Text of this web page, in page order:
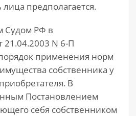
лица предполагается.
Судом РФ в
21.04.2003 N 6-П
применения норм
собственника у
В
Постановлением
себя собственником